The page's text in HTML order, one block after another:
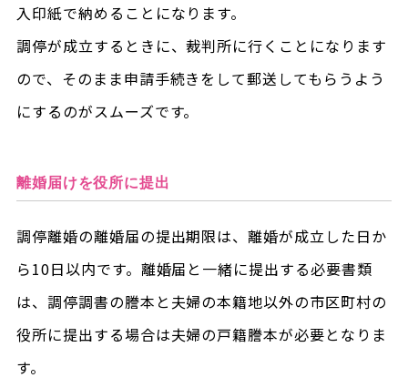
入印紙で納めることになります。
調停が成立するときに、裁判所に行くことになります
ので、そのまま申請手続きをして郵送してもらうよう
にするのがスムーズです。
離婚届けを役所に提出
調停離婚の離婚届の提出期限は、離婚が成立した日か
ら10日以内です。離婚届と一緒に提出する必要書類
は、調停調書の謄本と夫婦の本籍地以外の市区町村の
役所に提出する場合は夫婦の戸籍謄本が必要となりま
す。